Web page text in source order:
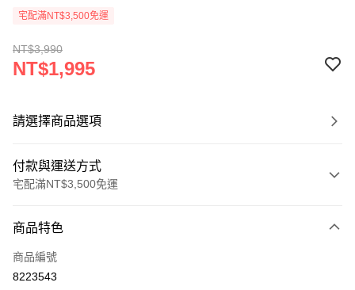
宅配滿NT$3,500免運
NT$3,990
NT$1,995
請選擇商品選項
付款與運送方式
宅配滿NT$3,500免運
信用卡一次付款
ATM付款
商品特色
商品編號
8223543